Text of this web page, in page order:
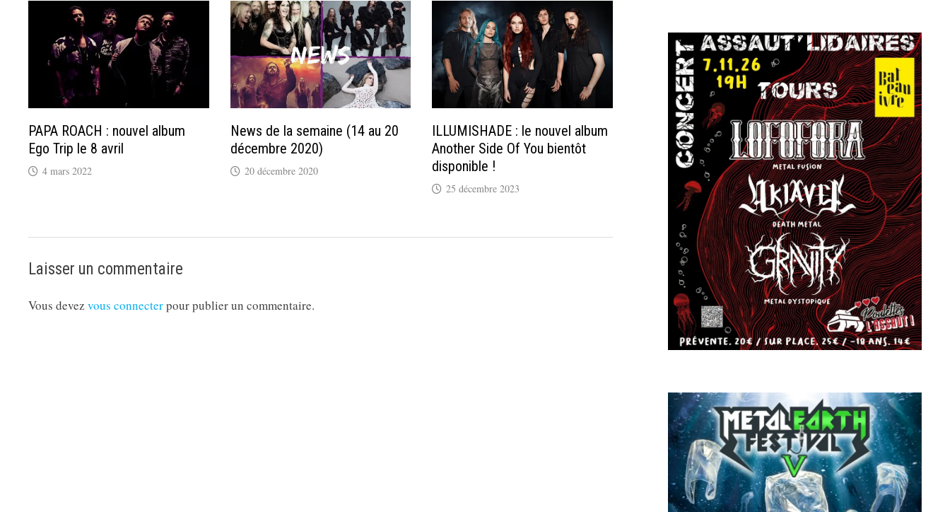
PAPA ROACH : nouvel album
Ego Trip le 8 avril
4 mars 2022
News de la semaine (14 au 20
décembre 2020)
20 décembre 2020
ILLUMISHADE : le nouvel album
Another Side Of You bientôt
disponible !
25 décembre 2023
Laisser un commentaire
Vous devezvous connecterpour publier un commentaire.